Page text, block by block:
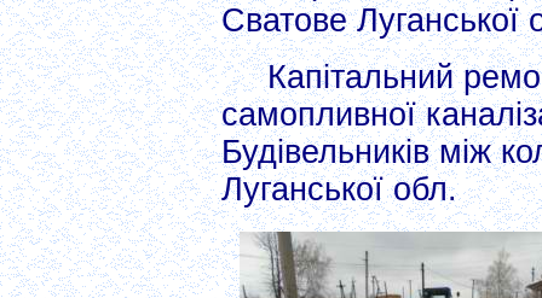
Сватове Луганської
Капітальний
самопливної
Будівельників між
Луганської обл.